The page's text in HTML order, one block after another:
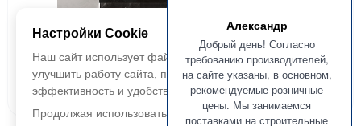
Александр
Добрый день! Согласно
требованию производителей,
на сайте указаны, в основном,
рекомендуемые розничные
цены. Мы занимаемся
поставками на строительные
Laparet
Керамическая плитка Прима
1 990 руб./м 2
Настройки Cookie
Наш сайт использует файлы cookie, чтобы
улучшить работу сайта, повысить его
эффективность и удобство.
Продолжая использовать сайт, вы